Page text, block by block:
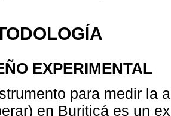
EXPERIMENTAL
para medir la
en Buriticá es un